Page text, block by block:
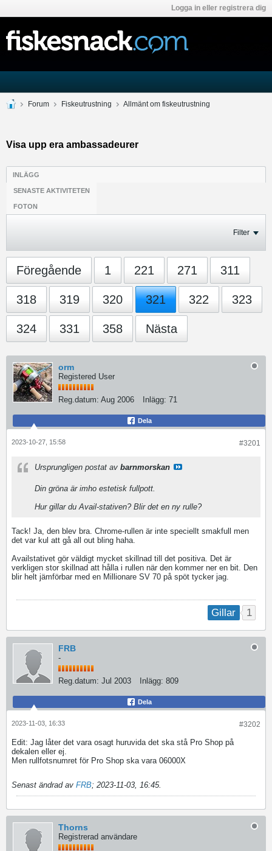
Logga in eller registrera dig
Forum Fiskeutrustning Allmänt om fiskeutrustning
Visa upp era ambassadeurer
INLÄGG
SENASTE AKTIVITETEN
FOTON
Filter
Föregående 1 221 271 311
318 319 320 321 322 323
324 331 358 Nästa
orm
Registered User
Reg.datum: Aug 2006 Inlägg: 71
Dela
#3201
2023-10-27, 15:58
Ursprungligen postat av barnmorskan
Din gröna är imho estetisk fullpott.
Hur gillar du Avail-stativen? Blir det en ny rulle?
Tack! Ja, den blev bra. Chrome-rullen är inte speciellt smakfull men
det var kul att gå all out bling haha.
Availstativet gör väldigt mycket skillnad till det positiva. Det är
verkligen stor skillnad att hålla i rullen när den kommer ner en bit. Den
blir helt jämförbar med en Millionare SV 70 på spöt tycker jag.
Gillar 1
FRB
-
Reg.datum: Jul 2003 Inlägg: 809
Dela
#3202
2023-11-03, 16:33
Edit: Jag låter det vara osagt huruvida det ska stå Pro Shop på
dekalen eller ej.
Men rullfotsnumret för Pro Shop ska vara 06000X
Senast ändrad av FRB; 2023-11-03, 16:45.
Thorns
Registrerad användare